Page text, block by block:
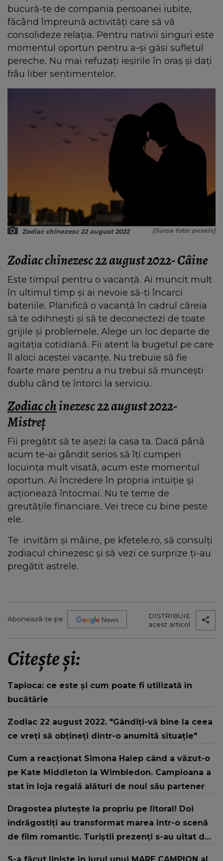
bucură-te de compania persoanei iubite,
făcând împreună activități care să vă
consolideze relația. Pentru nativii singuri este
momentul oportun pentru a-și găsi sufletul
pereche. Nu mai refuzați ieșirile în oraș și dați
frâu liber sentimentelor.
Zodiac chinezesc 22 august 2022 [Sursa foto: pexels]
Zodiac chinezesc 22 august 2022- Câine
Este timpul pentru o vacanță. Ai muncit mult
în ultimul timp și ai nevoie să-ți încarci
bateriile. Planifică o vacanță în cadrul căreia
să te odihnești și să te deconectezi de toate
grijile și problemele. Alege un loc departe de
agitația cotidiană. Fii atent la bugetul pe care
îl aloci acestei vacanțe. Nu trebuie să fie
foarte mare pentru a nu trebui să muncești
dublu când te întorci la serviciu.
Zodiac chinezesc 22 august 2022-
Mistreţ
Fii pregătit să te așezi la casa ta. Dacă până
acum te-ai gândit serios să îți cumperi
locuința mult visată, acum este momentul
oportun. Ai încredere în propria intuiție și
acționează întocmai. Nu te teme de
greutățile financiare. Vei trece cu bine peste
ele.
Te invităm şi mâine, pe kfetele.ro, să consulți
zodiacul chinezesc şi să vezi ce surprize ţi-au
pregătit astrele.
Abonează-te pe
DISTRIBUIE
acest articol
Citește și:
Tapioca: ce este și cum poate fi utilizată în
bucătărie
Zodiac 22 august 2022. "Gândiți-vă bine la ceea
ce vreți să obțineți dintr-o anumită situație"
Cum a reacționat Simona Halep când a văzut-o
pe Kate Middleton la Wimbledon. Campioana a
stat în loja regală alături de noul său partener
Dragostea plutește la propriu pe litoral! Doi
îndrăgostiți au transformat marea într-o scenă
de film romantic. Turiștii prezenți s-au uitat de
S-a făcut liniște în jurul unui MARE CAMPION al